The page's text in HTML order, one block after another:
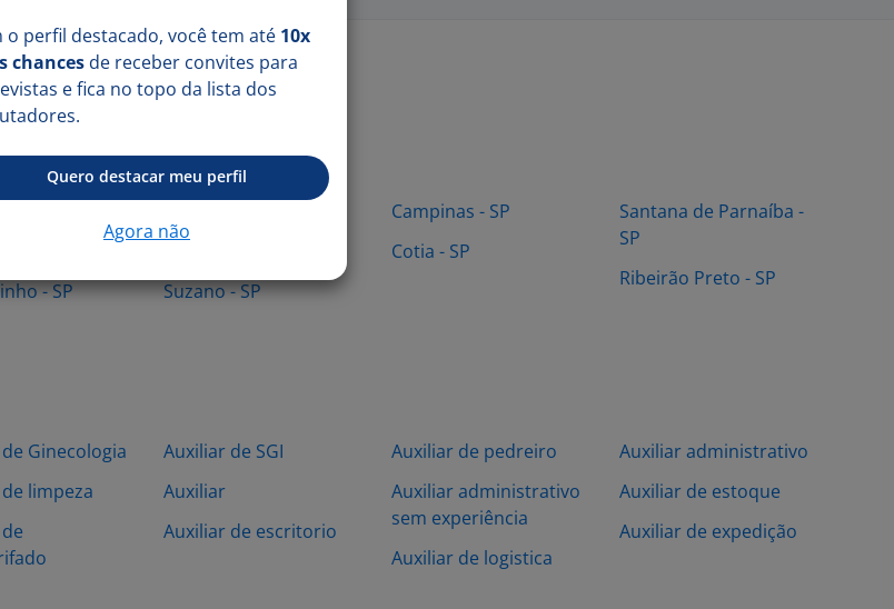
- SP
- SP
- SP
Suzano - SP
Campinas - SP
Cotia - SP
Santana de Parnaíba -
SP
Ribeirão Preto - SP
Ginecologia
limpeza
Auxiliar de SGI
Auxiliar
Auxiliar de escritorio
Auxiliar de pedreiro
Auxiliar administrativo
sem experiência
Auxiliar de logistica
Auxiliar administrativo
Auxiliar de estoque
Auxiliar de expedição
o perfil destacado, você tem até 10x
chances de receber convites para
e fica no topo da lista dos
Quero destacar meu perfil
Agora não